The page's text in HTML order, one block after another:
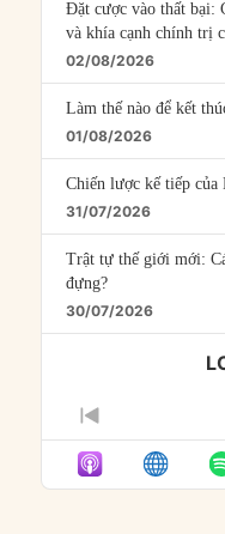
Đặt cược vào thất bại:
và khía cạnh chính trị
02/08/2026
Làm thế nào để kết
01/08/2026
Chiến lược kế tiếp
31/07/2026
Trật tự thế giới mới:
đựng?
30/07/2026
PREVIOUS
EPISODE